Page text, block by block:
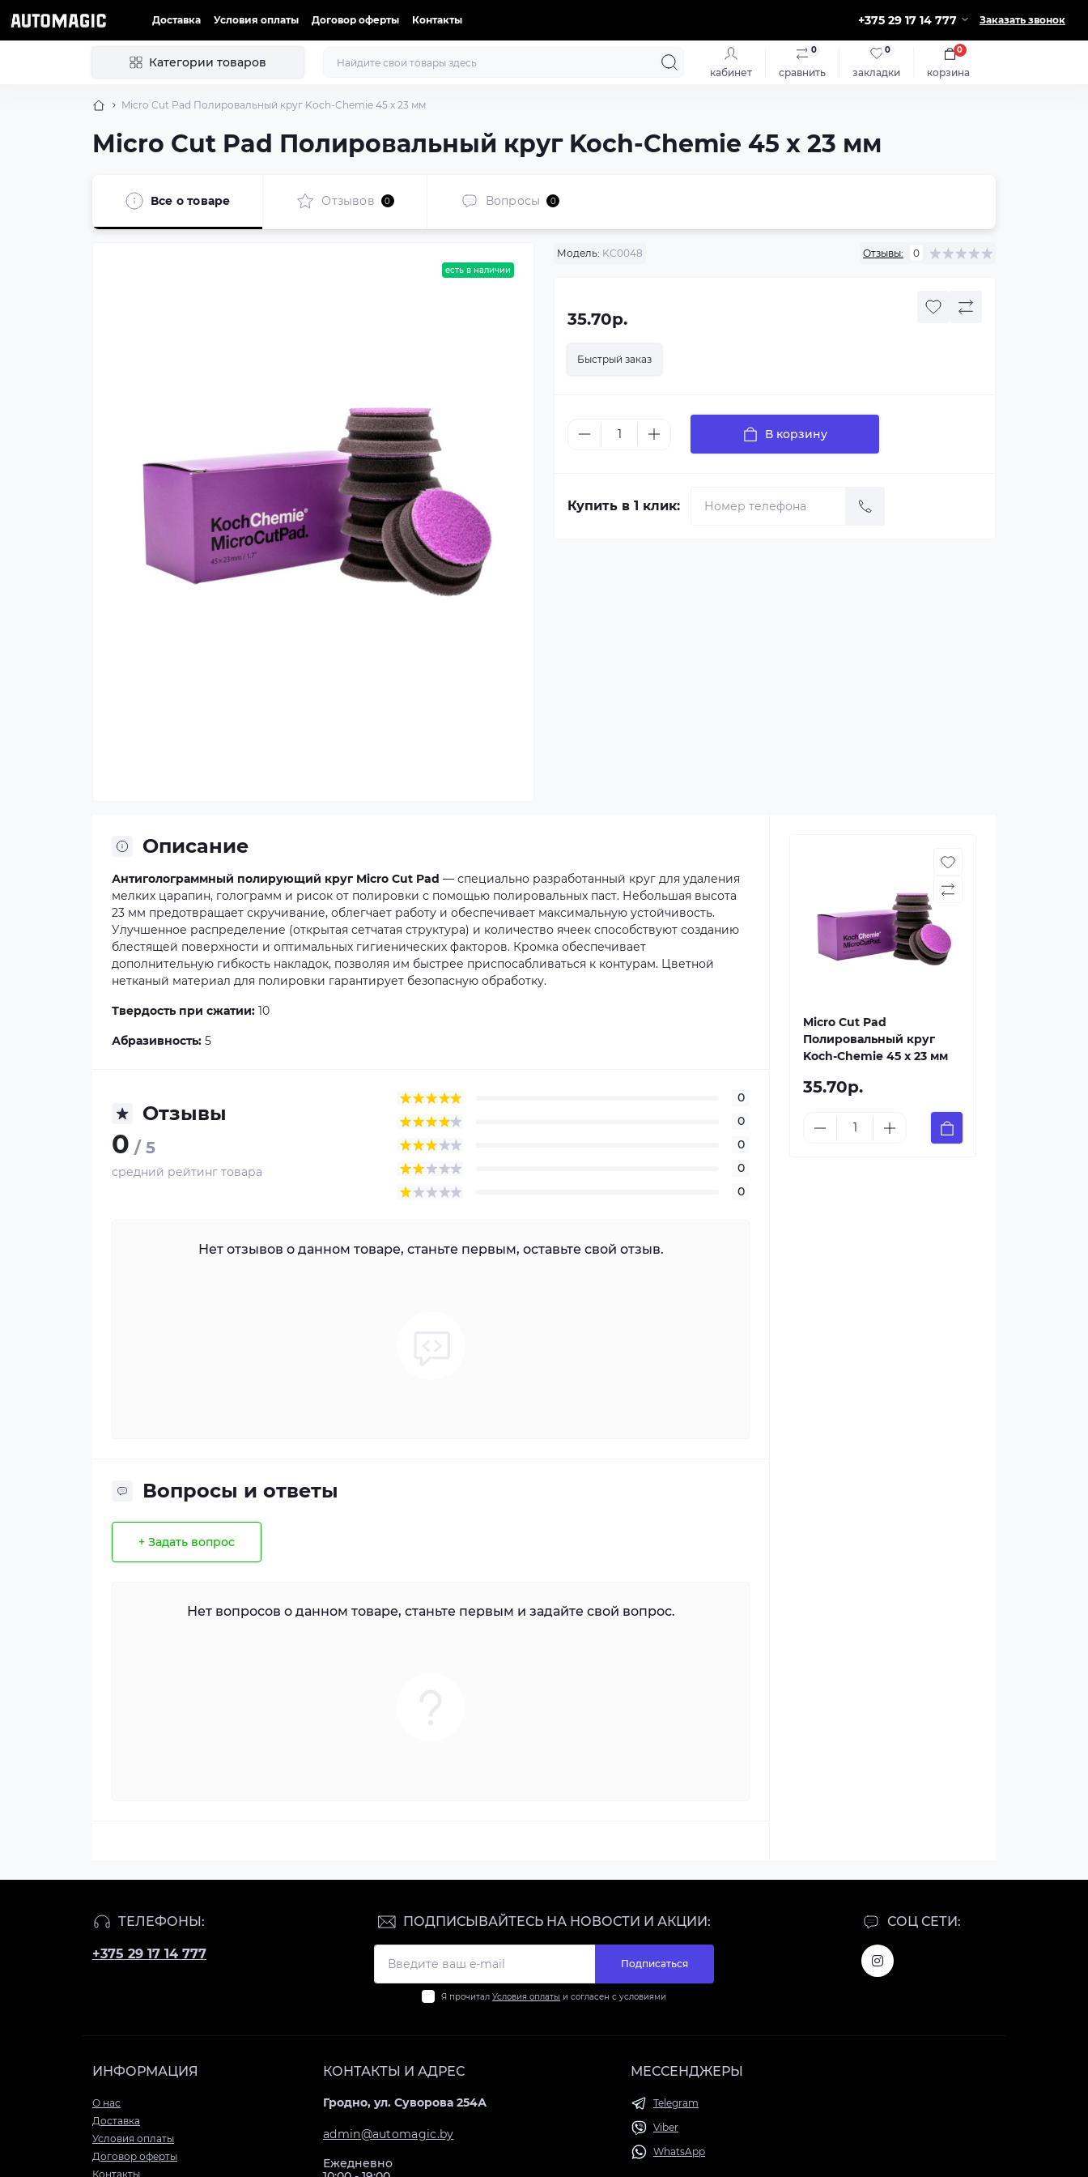
Доставка Условия оплаты Договор оферты Контакты +375 29 17 14 777 Заказать звонок
Категории товаров
кабинет сравнить
0
закладки
0
корзина
0
Micro Cut Pad Полировальный круг Koch-Chemie 45 х 23 мм
Micro Cut Pad Полировальный круг Koch-Chemie 45 х 23 мм
Все о товаре Отзывов 0 Вопросы 0
есть в наличии
Модель: KC0048 Отзывы: 0
35.70р.
Быстрый заказ
В корзину
Купить в 1 клик:
Описание
Антиголограммный полирующий круг Micro Cut Pad — специально разработанный круг для удаления
мелких царапин, голограмм и рисок от полировки с помощью полировальных паст. Небольшая высота
23 мм предотвращает скручивание, облегчает работу и обеспечивает максимальную устойчивость.
Улучшенное распределение (открытая сетчатая структура) и количество ячеек способствуют созданию
блестящей поверхности и оптимальных гигиенических факторов. Кромка обеспечивает
дополнительную гибкость накладок, позволяя им быстрее приспосабливаться к контурам. Цветной
нетканый материал для полировки гарантирует безопасную обработку.
Твердость при сжатии: 10
Абразивность: 5
Отзывы
0 / 5
средний рейтинг товара
0
0
0
0
0
Нет отзывов о данном товаре, станьте первым, оставьте свой отзыв.
Вопросы и ответы
+ Задать вопрос
Нет вопросов о данном товаре, станьте первым и задайте свой вопрос.
Micro Cut Pad
Полировальный круг
Koch-Chemie 45 х 23 мм
35.70р.
ТЕЛЕФОНЫ:
+375 29 17 14 777
СОЦ СЕТИ:
ПОДПИСЫВАЙТЕСЬ НА НОВОСТИ И АКЦИИ:
Подписаться
Я прочитал Условия оплаты и согласен с условиями
ИНФОРМАЦИЯ
О нас
Доставка
Условия оплаты
Договор оферты
Контакты
КОНТАКТЫ И АДРЕС
Гродно, ул. Суворова 254А
admin@automagic.by
Ежедневно
МЕССЕНДЖЕРЫ
Telegram
Viber
WhatsApp